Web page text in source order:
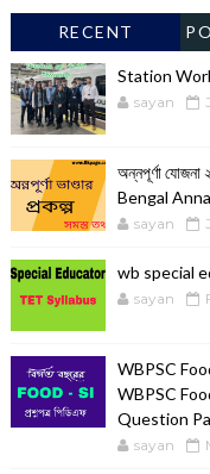
RECENT
Station
sayan
অন্নপূর্ণা
Bengal
sayan
wb special
sayan
WBPSC
WBPSC
Question
sayan